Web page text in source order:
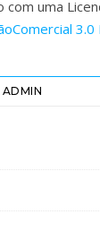
com uma
3.0
ADMIN